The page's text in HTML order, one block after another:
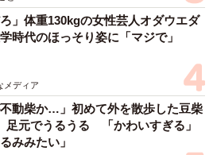
ろ」体重130kgの女性芸人オダウエダ
時代のほっそり姿に「マジで」
メディア
不動柴か…」初めて外を散歩した豆柴
足元でうるうる 「かわいすぎる」
みみたい」